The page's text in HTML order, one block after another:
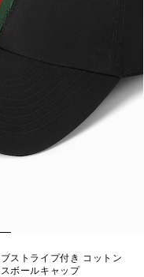
ストライプ付き コットン
ボールキャップ